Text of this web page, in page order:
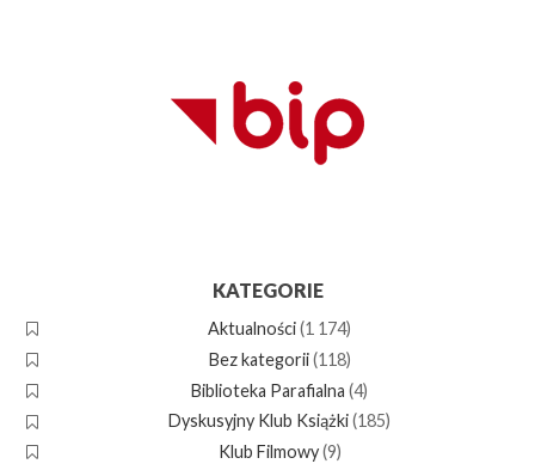
KATEGORIE
Aktualności(1 174)
Bez kategorii(118)
Biblioteka Parafialna (4)
Dyskusyjny Klub Książki(185)
Klub Filmowy(9)